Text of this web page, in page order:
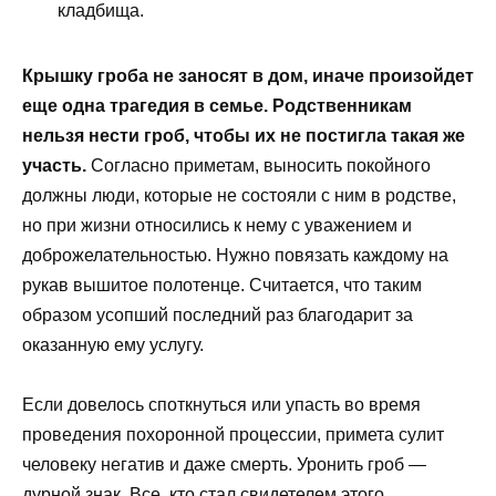
кладбища.
Крышку гроба не заносят в дом, иначе произойдет
еще одна трагедия в семье. Родственникам
нельзя нести гроб, чтобы их не постигла такая же
участь. Согласно приметам, выносить покойного
должны люди, которые не состояли с ним в родстве,
но при жизни относились к нему с уважением и
доброжелательностью. Нужно повязать каждому на
рукав вышитое полотенце. Считается, что таким
образом усопший последний раз благодарит за
оказанную ему услугу.
Если довелось споткнуться или упасть во время
проведения похоронной процессии, примета сулит
человеку негатив и даже смерть. Уронить гроб —